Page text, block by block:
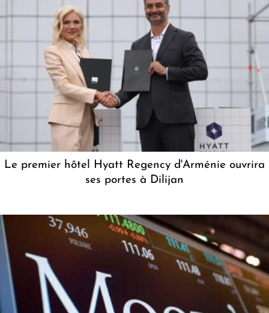
Le premier hôtel Hyatt Regency d'Arménie ouvrira
ses portes à Dilijan